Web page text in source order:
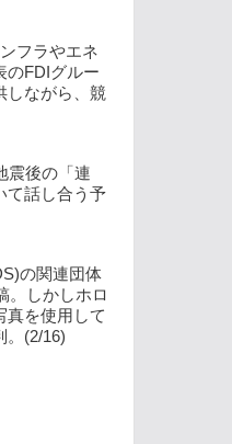
フラやエネ
のFDIグルー
しながら、競
震後の「連
て話し合う予
の関連団体
。しかしホロ
真を使用して
。(2/16)